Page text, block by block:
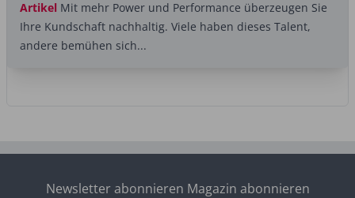
Artikel Mit mehr Power und Performance überzeugen Sie
Ihre Kundschaft nachhaltig. Viele haben dieses Talent,
andere bemühen sich...
Newsletter abonnieren Magazin abonnieren